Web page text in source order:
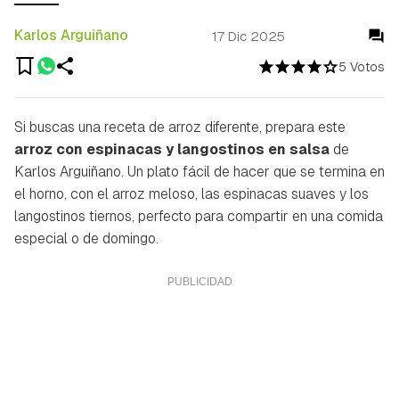
5 Votos
Karlos Arguiñano 17 Dic 2025
Si buscas una receta de arroz diferente, prepara este
arroz con espinacas y langostinos en salsade
Karlos Arguiñano. Un plato fácil de hacer que se termina en
el horno, con el arroz meloso, las espinacas suaves y los
langostinos tiernos, perfecto para compartir en una comida
especial o de domingo.